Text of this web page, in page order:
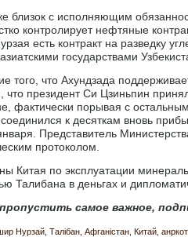
близок с исполняющим
контролирует нефтяные
есть контракт на разведку
государствами
того, что Ахундзада
что президент Си Цзиньпин
фактически порывая с
к десяткам вновь
Представитель
протоколом.
Китая по эксплуатации
Талибана в деньгах и
самое важное,
Нурзай Талібан Афганістан Китай